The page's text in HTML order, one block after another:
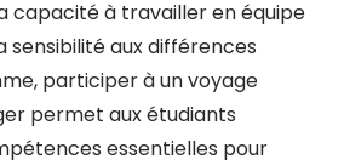
capacité à travailler en équipe
aux différences
participer à un voyage
permet aux étudiants
essentielles pour